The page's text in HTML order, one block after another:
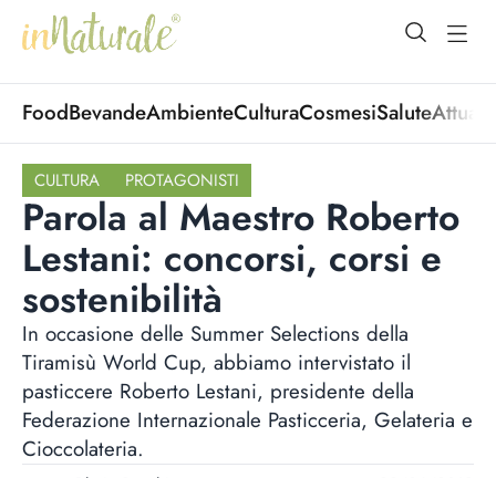
open
FoodBevandeAmbienteCulturaCosmesiSalute
CULTURA PROTAGONISTI
Parola al Maestro Roberto
Lestani: concorsi, corsi e
sostenibilità
In occasione delle Summer Selections della
Tiramisù World Cup, abbiamo intervistato il
pasticcere Roberto Lestani, presidente della
Federazione Internazionale Pasticceria, Gelateria e
Cioccolateria.